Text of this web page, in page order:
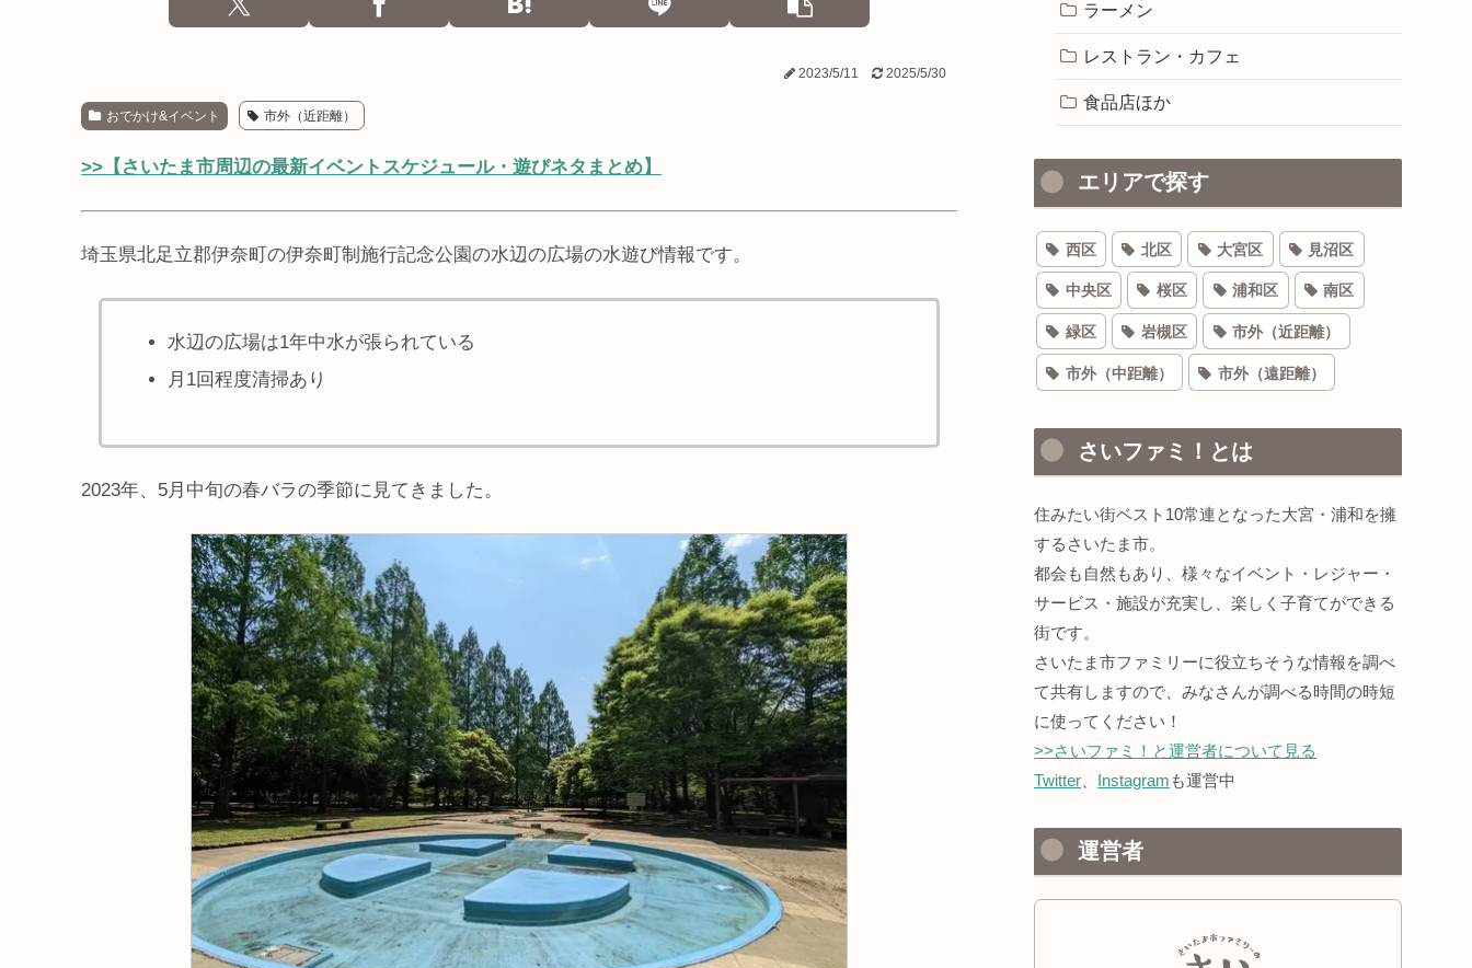
2023/5/11 2025/5/30
おでかけ&イベント 市外（近距離）
>>【さいたま市周辺の最新イベントスケジュール・遊びネタまとめ】
埼玉県北足立郡伊奈町の伊奈町制施行記念公園の水辺の広場の水遊び情報です。
水辺の広場は1年中水が張られている
月1回程度清掃あり
2023年、5月中旬の春バラの季節に見てきました。
ラーメン
レストラン・カフェ
食品店ほか
エリアで探す
西区 北区 大宮区 見沼区
中央区 桜区 浦和区 南区
緑区 岩槻区 市外（近距離）
市外（中距離） 市外（遠距離）
さいファミ！とは
住みたい街ベスト10常連となった大宮・浦和を擁
するさいたま市。
都会も自然もあり、様々なイベント・レジャー・
サービス・施設が充実し、楽しく子育てができる
街です。
さいたま市ファミリーに役立ちそうな情報を調べ
て共有しますので、みなさんが調べる時間の時短
に使ってください！
>>さいファミ！と運営者について見る
Twitter
Instagram も運営中
運営者